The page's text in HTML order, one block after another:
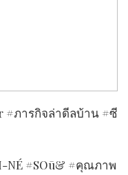
#ภารกิจล่าดีลบ้าน #ซี
NÉ #SOū& #คุณภาพ